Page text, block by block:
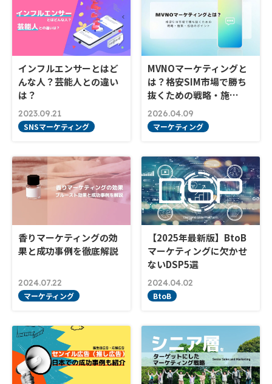
インフルエンサーとはど
んな人？芸能人との違い
は？
2023.09.21
SNSマーケティング
MVNOマーケティングと
は？格安SIM市場で勝ち
抜くための戦略・施…
2026.04.09
マーケティング
香りマーケティングの効
果と成功事例を徹底解説
2024.07.22
マーケティング
【2025年最新版】BtoB
マーケティングに欠かせ
ないDSP5選
2024.04.02
BtoB